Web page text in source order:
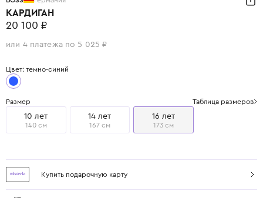
КАРДИГАН
20 100 ₽
или 4 платежа по 5 025 ₽
Цвет: темно-синий
Размер Таблица размеров
10 лет
140 см
14 лет
167 см
16 лет
173 см
Купить подарочную карту